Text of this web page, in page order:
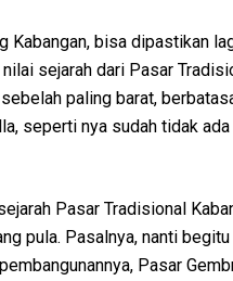
Kabangan, bisa dipastikan
sejarah dari Pasar
paling barat,
seperti nya sudah tidak
Pasar Tradisional
pula. Pasalnya, nanti
Pasar